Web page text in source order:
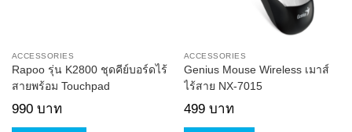
ACCESSORIES
Rapoo รุ่น K2800 ชุดคีย์บอร์ดไร้
สายพร้อม Touchpad
990 บาท
ACCESSORIES
Genius Mouse Wireless เมาส์
ไร้สาย NX-7015
499 บาท